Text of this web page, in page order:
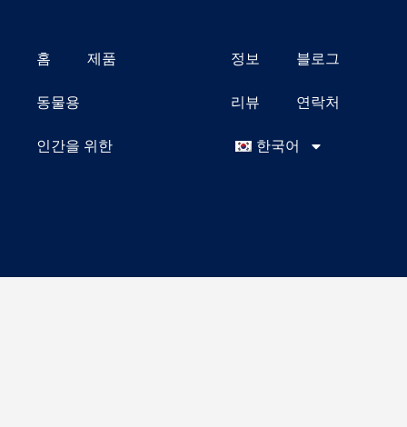
홈 제품
동물용
인간을 위한
정보 블로그
리뷰 연락처
한국어